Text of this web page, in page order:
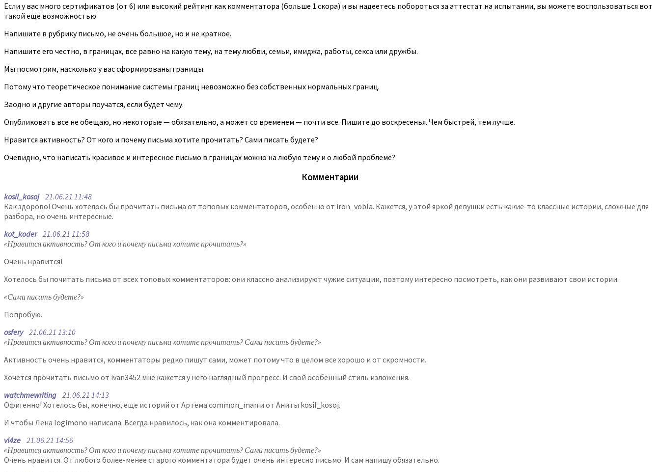
Если у вас много сертификатов (от 6) или высокий рейтинг как комментатора (больше 1 скора) и вы надеетесь побороться за аттестат на испытании, вы можете воспользоваться вот
такой еще возможностью.
Напишите в рубрику письмо, не очень большое, но и не краткое.
Напишите его честно, в границах, все равно на какую тему, на тему любви, семьи, имиджа, работы, секса или дружбы.
Мы посмотрим, насколько у вас сформированы границы.
Потому что теоретическое понимание системы границ невозможно без собственных нормальных границ.
Заодно и другие авторы поучатся, если будет чему.
Опубликовать все не обещаю, но некоторые — обязательно, а может со временем — почти все. Пишите до воскресенья. Чем быстрей, тем лучше.
Нравится активность? От кого и почему письма хотите прочитать? Сами писать будете?
Очевидно, что написать красивое и интересное письмо в границах можно на любую тему и о любой проблеме?
Комментарии
kosil_kosoj21.06.21 11:48
Как здорово! Очень хотелось бы прочитать письма от топовых комментаторов, особенно от iron_vobla. Кажется, у этой яркой девушки есть какие-то классные истории, сложные для
разбора, но очень интересные.
kot_koder21.06.21 11:58
«Нравится активность? От кого и почему письма хотите прочитать?»
Очень нравится!
Хотелось бы почитать письма от всех топовых комментаторов: они классно анализируют чужие ситуации, поэтому интересно посмотреть, как они развивают свои истории.
«Сами писать будете?»
Попробую.
osfery21.06.21 13:10
«Нравится активность? От кого и почему письма хотите прочитать? Сами писать будете?»
Активность очень нравится, комментаторы редко пишут сами, может потому что в целом все хорошо и от скромности.
Хочется прочитать письмо от ivan3452 мне кажется у него наглядный прогресс. И свой особенный стиль изложения.
watchmewriting 21.06.21 14:13
Офигенно! Хотелось бы, конечно, еще историй от Артема common_man и от Аниты kosil_kosoj.
И чтобы Лена logimono написала. Всегда нравилось, как она комментировала.
vl4ze 21.06.21 14:56
«Нравится активность? От кого и почему письма хотите прочитать? Сами писать будете?»
Очень нравится. От любого более-менее старого комментатора будет очень интересно письмо. И сам напишу обязательно.